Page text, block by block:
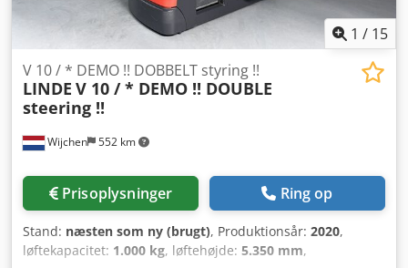
1 / 15
Wijchen 552 km
V 10 / * DEMO !! DOBBELT styring !!
LINDE V 10 / * DEMO !! DOUBLE
steering !!
Prisoplysninger Ring op
Stand: næsten som ny (brugt), Produktionsår: 2020,
løftekapacitet: 1.000 kg, løftehøjde: 5.350 mm,